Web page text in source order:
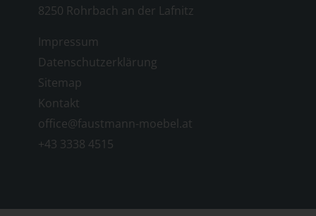
8250 Rohrbach an der Lafnitz
Impressum
Datenschutzerklärung
Sitemap
Kontakt
office@faustmann-moebel.at
+43 3338 4515